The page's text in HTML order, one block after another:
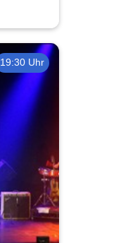
19:30 Uhr